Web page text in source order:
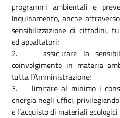
programmi ambientali e
inquinamento, anche
sensibilizzazione di cittadini,
ed appaltatori;
2. assicurare la
coinvolgimento in materia
tutta l’Amministrazione;
3. limitare al minimo i
energia negli uffici,
e l’acquisto di materiali